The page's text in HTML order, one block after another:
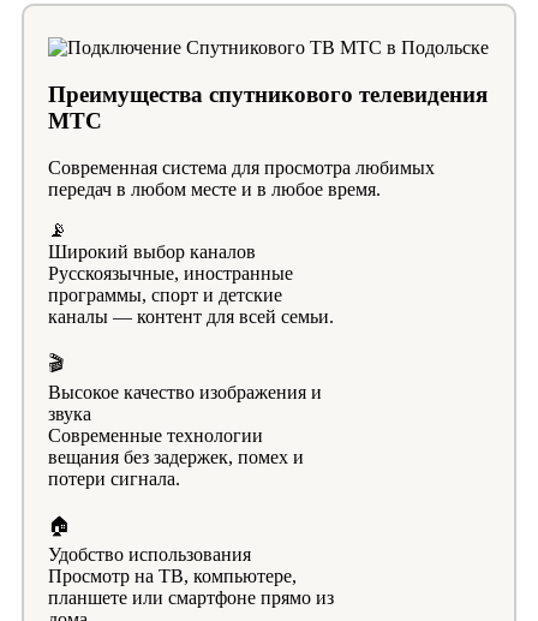
Преимущества спутникового телевидения
МТС
Современная система для просмотра любимых
передач в любом месте и в любое время.
📡
Широкий выбор каналов
Русскоязычные, иностранные
программы, спорт и детские
каналы — контент для всей семьи.
🎬
Высокое качество изображения и
звука
Современные технологии
вещания без задержек, помех и
потери сигнала.
🏠
Удобство использования
Просмотр на ТВ, компьютере,
планшете или смартфоне прямо из